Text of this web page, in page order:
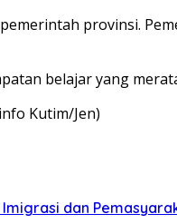
provinsi.
belajar yang
Kutim/Jen)
dan